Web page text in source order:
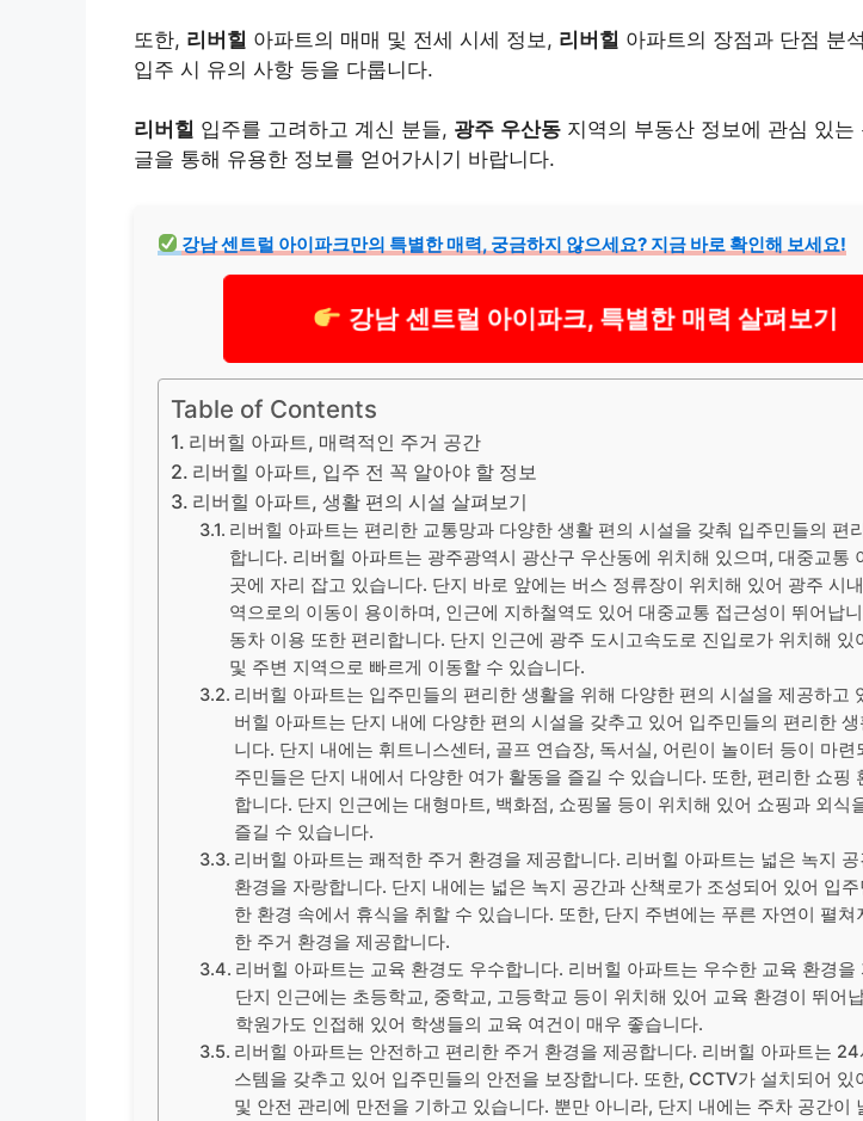
또한, 리버힐 아파트의 매매 및 전세 시세 정보, 리버힐 아파트의 장점과 단점 분
입주 시 유의 사항 등을 다룹니다.
리버힐 입주를 고려하고 계신 분들, 광주 우산동 지역의 부동산 정보에 관심 있는
글을 통해 유용한 정보를 얻어가시기 바랍니다.
강남 센트럴 아이파크만의 특별한 매력, 궁금하지 않으세요? 지금 바로 확인해 보세요!
강남 센트럴 아이파크, 특별한 매력 살펴보기
Table of Contents
리버힐 아파트, 매력적인 주거 공간
리버힐 아파트, 입주 전 꼭 알아야 할 정보
리버힐 아파트, 생활 편의 시설 살펴보기
리버힐 아파트는 편리한 교통망과 다양한 생활 편의 시설을 갖춰 입주민들의 편
합니다. 리버힐 아파트는 광주광역시 광산구 우산동에 위치해 있으며, 대중교통
곳에 자리 잡고 있습니다. 단지 바로 앞에는 버스 정류장이 위치해 있어 광주 시
역으로의 이동이 용이하며, 인근에 지하철역도 있어 대중교통 접근성이 뛰어납
동차 이용 또한 편리합니다. 단지 인근에 광주 도시고속도로 진입로가 위치해 있
및 주변 지역으로 빠르게 이동할 수 있습니다.
리버힐 아파트는 입주민들의 편리한 생활을 위해 다양한 편의 시설을 제공하고
버힐 아파트는 단지 내에 다양한 편의 시설을 갖추고 있어 입주민들의 편리한
니다. 단지 내에는 휘트니스센터, 골프 연습장, 독서실, 어린이 놀이터 등이 마련
주민들은 단지 내에서 다양한 여가 활동을 즐길 수 있습니다. 또한, 편리한 쇼핑
합니다. 단지 인근에는 대형마트, 백화점, 쇼핑몰 등이 위치해 있어 쇼핑과 외식
즐길 수 있습니다.
리버힐 아파트는 쾌적한 주거 환경을 제공합니다. 리버힐 아파트는 넓은 녹지
환경을 자랑합니다. 단지 내에는 넓은 녹지 공간과 산책로가 조성되어 있어 입
한 환경 속에서 휴식을 취할 수 있습니다. 또한, 단지 주변에는 푸른 자연이 펼쳐
한 주거 환경을 제공합니다.
리버힐 아파트는 교육 환경도 우수합니다. 리버힐 아파트는 우수한 교육 환경을
단지 인근에는 초등학교, 중학교, 고등학교 등이 위치해 있어 교육 환경이 뛰어
학원가도 인접해 있어 학생들의 교육 여건이 매우 좋습니다.
리버힐 아파트는 안전하고 편리한 주거 환경을 제공합니다. 리버힐 아파트는 24
스템을 갖추고 있어 입주민들의 안전을 보장합니다. 또한, CCTV가 설치되어 있
및 안전 관리에 만전을 기하고 있습니다. 뿐만 아니라, 단지 내에는 주차 공간이